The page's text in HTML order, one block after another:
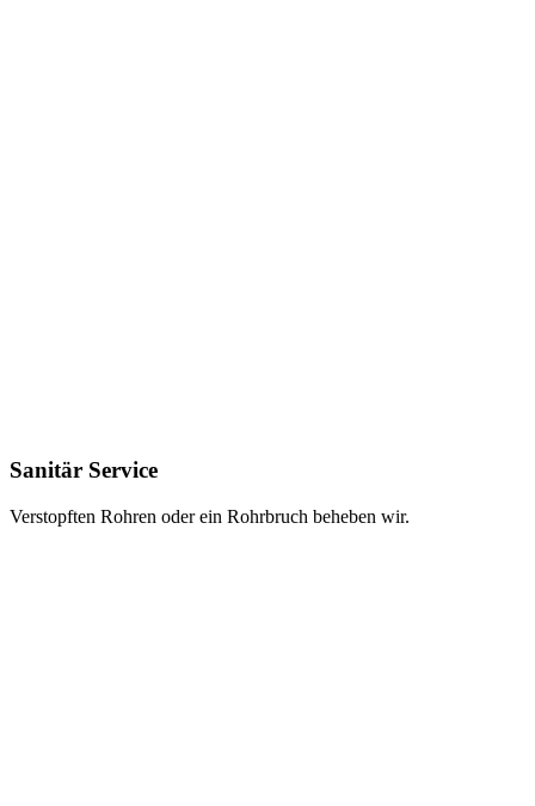
Sanitär Service
Verstopften Rohren oder ein Rohrbruch beheben wir.